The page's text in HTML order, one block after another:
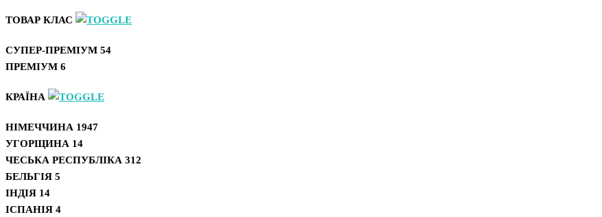
ТОВАР КЛАС
СУПЕР-ПРЕМІУМ 54
ПРЕМІУМ 6
КРАЇНА
НІМЕЧЧИНА 1947
УГОРЩИНА 14
ЧЕСЬКА РЕСПУБЛІКА 312
БЕЛЬГІЯ 5
ІНДІЯ 14
ІСПАНІЯ 4